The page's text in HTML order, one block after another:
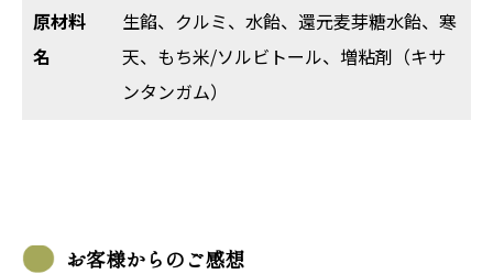
原材料
名
生餡、クルミ、水飴、還元麦芽糖水飴、寒
天、もち米/ソルビトール、増粘剤（キサ
ンタンガム）
お客様からのご感想